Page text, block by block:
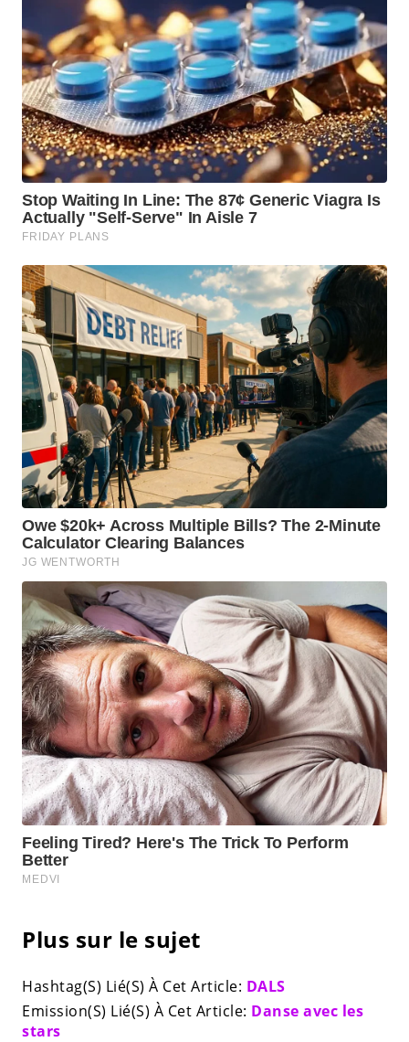
Plus sur le sujet
Hashtag(S) Lié(S) À Cet Article: DALS
Emission(S) Lié(S) À Cet Article: Danse avec les
stars